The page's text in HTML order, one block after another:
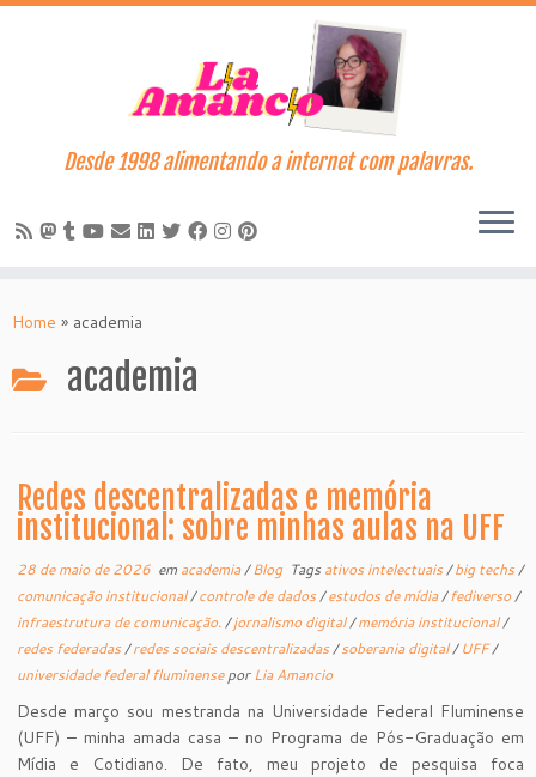
to
Desde 1998 alimentando a internet com palavras.
Home » academia
academia
Redes descentralizadas e memória
institucional: sobre minhas aulas na UFF
28 de maio de 2026 em academia/Blog Tags ativos intelectuais/big techs/
comunicação institucional/controle de dados/estudos de mídia/fediverso/
infraestrutura de comunicação./jornalismo digital/memória institucional/
redes federadas/redes sociais descentralizadas/soberania digital/UFF/
universidade federal fluminenseporLia Amancio
Desde março sou mestranda na Universidade Federal Fluminense
(UFF) – minha amada casa – no Programa de Pós-Graduação em
Mídia e Cotidiano. De fato, meu projeto de pesquisa foca